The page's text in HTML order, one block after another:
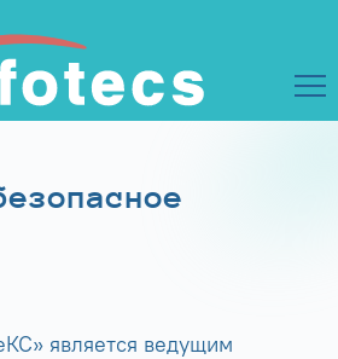
является ведущим